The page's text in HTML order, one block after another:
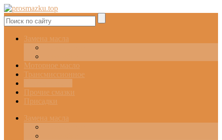
Замена масла
Моторное масло
Трансмиссионное
Прочие смазки
Присадки
Замена масла